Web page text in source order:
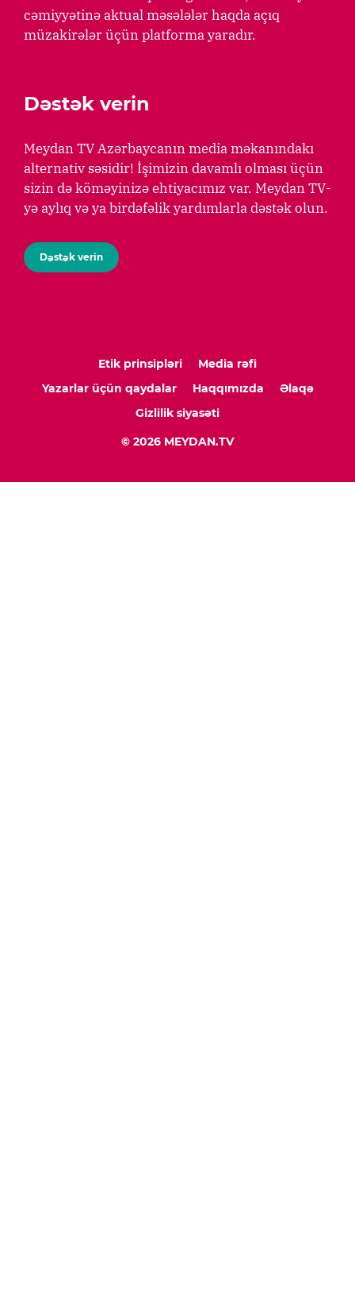
cəmiyyətinə aktual məsələlər haqda açıq
müzakirələr üçün platforma yaradır.
Dəstək verin
Meydan TV Azərbaycanın media məkanındakı
alternativ səsidir! İşimizin davamlı olması üçün
sizin də köməyinizə ehtiyacımız var. Meydan TV-
yə aylıq və ya birdəfəlik yardımlarla dəstək olun.
Dəstək verin
Etik prinsipləri
Media rəfi
Yazarlar üçün qaydalar
Haqqımızda
Əlaqə
Gizlilik siyasəti
© 2026 MEYDAN.TV